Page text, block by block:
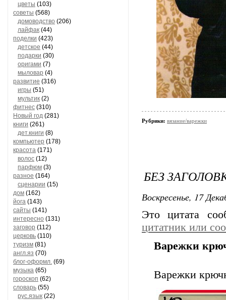
цветы (103)
советы (568)
домоводство (206)
лайфак (44)
поделки (423)
детское (44)
подарки (30)
оригами (7)
мыловар (4)
развитие (316)
игры (51)
мультик (2)
фитнес (310)
Новый год (281)
книги (261)
дет.книги (8)
компьютер (178)
красота (171)
волос (12)
парфюм (3)
разное (164)
сценарии (15)
дом (162)
йога (143)
сайты (141)
интересно (131)
заговор (112)
церковь (110)
туризм (81)
англ.яз (70)
блог-оформл. (69)
музыка (65)
гороскоп (62)
словарь (55)
рус.язык (22)
Рубрики: вязание/варежки
БЕЗ
Воскресенье, 17
Это цитата
цитатник или
Варежки
Варежки